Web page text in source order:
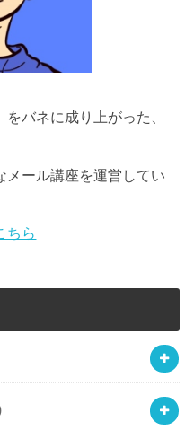
をバネに成り上がった、
メール講座を運営してい
ちら